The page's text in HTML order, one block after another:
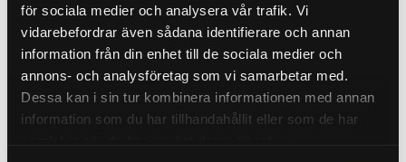
för sociala medier och analysera vår trafik. Vi
vidarebefordrar även sådana identifierare och annan
information från din enhet till de sociala medier och
annons- och analysföretag som vi samarbetar med.
Dessa kan i sin tur kombinera informationen med annan
information som du har tillhandahållit eller som de har
Pris exkl. 773.00
Köp